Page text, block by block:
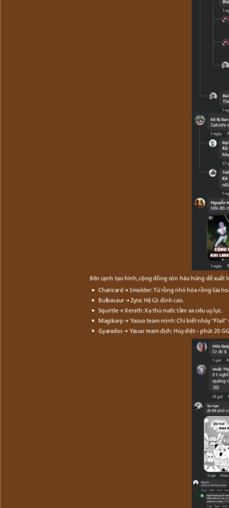
Bên cạnh tạo hình, cộng đồng còn hào hứng đề xuất
Charizard → Smolder: Từ rồng nhỏ hóa rồng lửa
Bulbasaur → Zyra: Hệ Cỏ đỉnh cao.
Squirtle → Xerath: Xạ thủ nước tầm xa siêu uy lực.
Magikarp → Yasuo team mình: Chỉ biết nhảy
Gyarados → Yasuo team địch: Hủy diệt – phút 20